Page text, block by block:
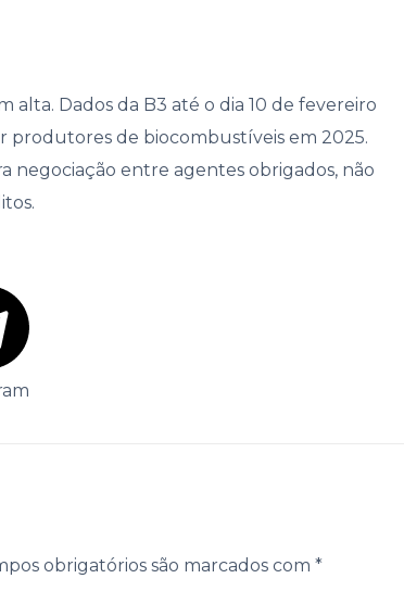
alta. Dados da B3 até o dia 10 de fevereiro
produtores de biocombustíveis em 2025.
negociação entre agentes obrigados, não
obrigatórios são marcados com *